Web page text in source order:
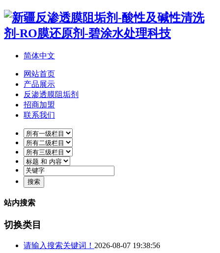
简体中文
网站首页
产品展示
反渗透膜阻垢剂
招商加盟
联系我们
站内搜索
切换类目
请输入搜索关键词！ 2026-08-07 19:38:56